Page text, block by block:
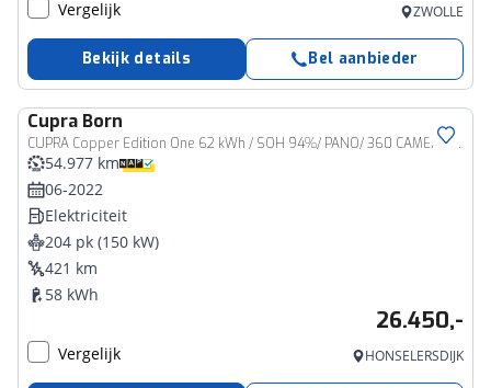
Vergelijk ZWOLLE
Bekijk details Bel aanbieder
Cupra Born
CUPRA Copper Edition One 62 kWh / SOH 94%/ PANO/ 360 CAMERA/ PARK. SENSOREN/ HEAD-UP DISPLAY/ STOELMASSAGE/ FULL LINK/ LED/ STOEL-STUURVERWARM./ ADAPT. CRUISE/ NAVI/ CLIMA/ DAB
54.977 km
06-2022
Elektriciteit
204 pk (150 kW)
421 km
58 kWh
26.450,-
Vergelijk HONSELERSDIJK